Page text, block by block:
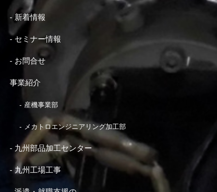
新着情報
セミナー情報
お問合せ
事業紹介
産機事業部
メカトロエンジニアリング加工部
九州部品加工センター
九州工場工事